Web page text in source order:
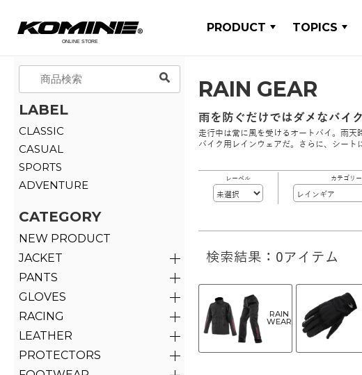
PRODUCT TOPICS
LABEL
CLASSIC
CASUAL
SPORTS
ADVENTURE
CATEGORY
NEW PRODUCT
JACKET
PANTS
GLOVES
RACING
LEATHER
PROTECTORS
RAIN GEAR
雨を防ぐだけではダメなバイ
走行中は常に風を受けるオートバイ。雨
バイク用レインウェアだ。さらに、シート
レーベル カテゴリー
検索結果：0アイテム
RAIN
WEAR